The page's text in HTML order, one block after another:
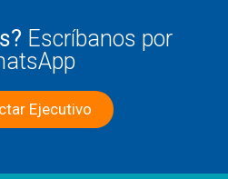
Escríbanos por
Ejecutivo